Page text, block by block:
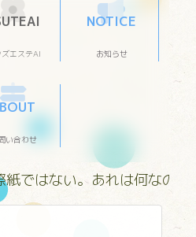
ズエステAI
NOTICE
お知らせ
い合わせ
ではない。あれは何なのか？